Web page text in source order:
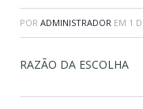
POR ADMINISTRADOR EM 1
RAZÃO DA ESCOLHA